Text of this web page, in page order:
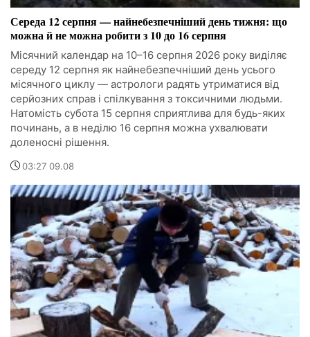
Середа 12 серпня — найнебезпечніший день тижня: що
можна й не можна робити з 10 до 16 серпня
Місячний календар на 10–16 серпня 2026 року виділяє
середу 12 серпня як найнебезпечніший день усього
місячного циклу — астрологи радять утриматися від
серйозних справ і спілкування з токсичними людьми.
Натомість субота 15 серпня сприятлива для будь-яких
починань, а в неділю 16 серпня можна ухвалювати
доленосні рішення.
03:27 09.08